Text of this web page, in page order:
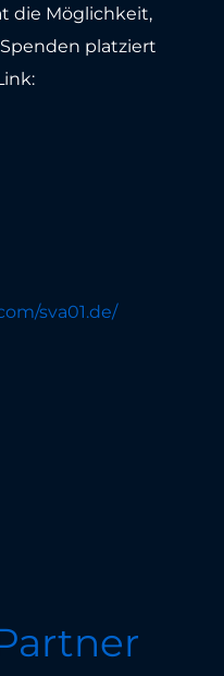
die Möglichkeit,
platziert
sva01.de/